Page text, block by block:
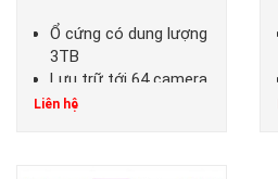
Ổ cứng có dung lượng
3TB
Lưu trữ tới 64 camera
Liên hệ